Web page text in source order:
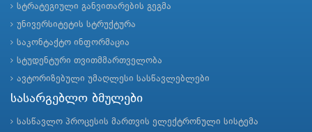
სტრატეგიული განვითარების გეგმა
უნივერსიტეტის სტრუქტურა
საკონტაქტო ინფორმაცია
სტუდენტური თვითმმართველობა
ავტორიზებული უმაღლესი სასწავლებლები
სასარგებლო ბმულები
სასწავლო პროცესის მართვის ელექტრონული სისტემა